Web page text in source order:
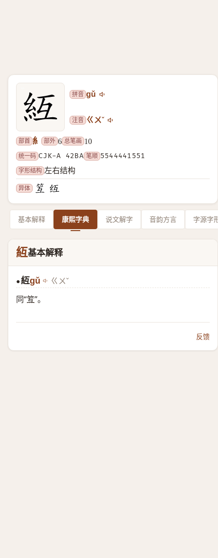
拼音 gǔ
注音 ㄍㄨˇ
部首 糹 部外 6 总笔画 10
统一码 CJK-A 42BA 笔顺 5544441551
字形结构 左右结构
异体
基本解释 康熙字典 说文解字 音韵方言 字源字
䊺基本解释
●䊺gǔ ㄍㄨˇ
同“䇘”。
反馈